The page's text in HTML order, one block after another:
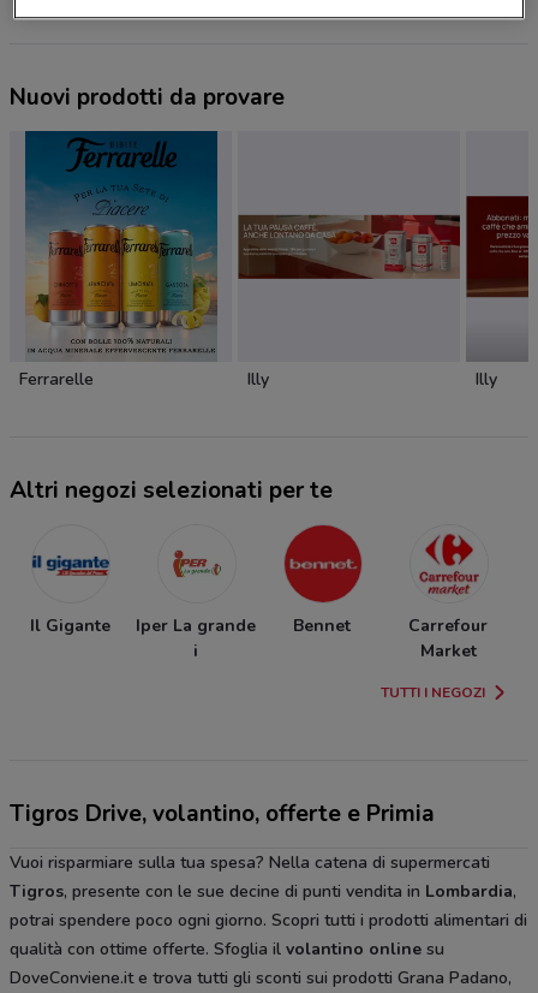
Nuovi prodotti da provare
Ferrarelle Illy Illy
Altri negozi selezionati per te
Il Gigante
Iper La grande
i
Bennet
Carrefour
Market
TUTTI I NEGOZI
Tigros Drive, volantino, offerte e Primia
Vuoi risparmiare sulla tua spesa? Nella catena di supermercati
Tigros, presente con le sue decine di punti vendita in Lombardia,
potrai spendere poco ogni giorno. Scopri tutti i prodotti alimentari di
qualità con ottime offerte. Sfoglia il volantino online su
DoveConviene.it e trova tutti gli sconti sui prodotti Grana Padano,